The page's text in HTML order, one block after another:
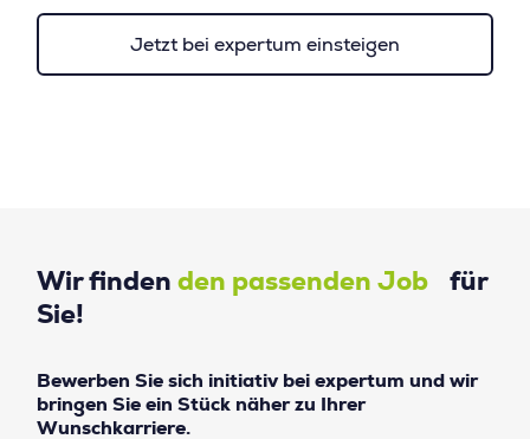
Jetzt bei expertum einsteigen
Wir finden den passenden Job für
Sie!
Bewerben Sie sich initiativ bei expertum und wir
bringen Sie ein Stück näher zu Ihrer
Wunschkarriere.